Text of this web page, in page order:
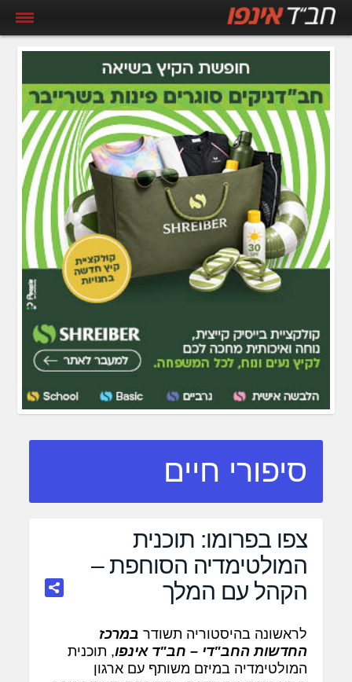
סיפורי חיים
צפו בפרומו: תוכנית
המולטימדיה הסוחפת –
הקהל עם המלך
לראשונה בהיסטוריה תשודר במרכז
החדשות החב"די – חב"ד אינפו, תוכנית
המולטימדיה במיזם משותף עם ארגון